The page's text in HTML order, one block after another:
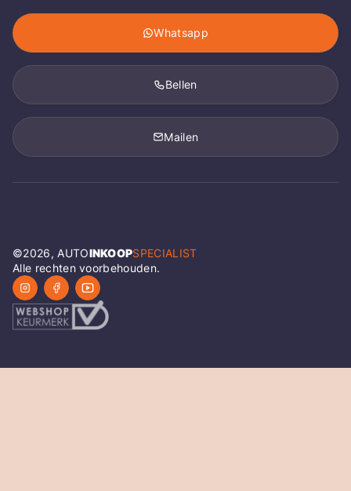
Whatsapp
Bellen
Mailen
©2026, AUTOINKOOPSPECIALIST
Alle rechten voorbehouden.